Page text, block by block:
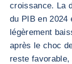
croissance. La
du PIB en
légèrement
après le choc
reste